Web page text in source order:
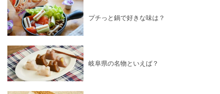
プチっと鍋で好きな味は？
岐阜県の名物といえば？